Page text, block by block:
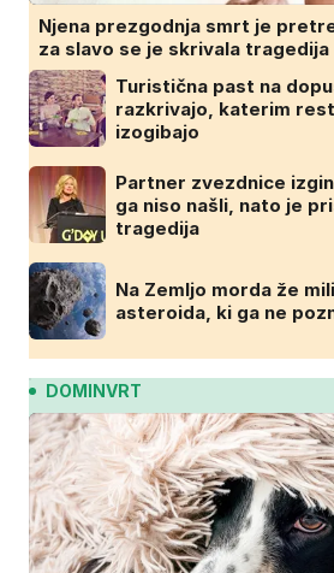
Njena prezgodnja smrt je
za slavo se je skrivala tragedija
Turistična past na
razkrivajo, katerim
izogibajo
Partner zvezdnice
ga niso našli, nato je
tragedija
Na Zemljo morda že
asteroida, ki ga ne
DOMINVRT